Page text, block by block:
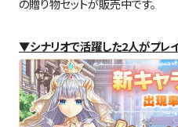
の贈り物セットが販売中です。
▼シナリオで活躍した2人がプレ